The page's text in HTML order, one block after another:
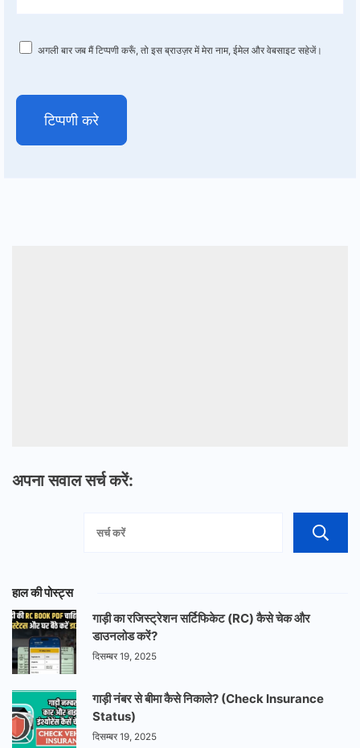
अगली बार जब मैं टिप्पणी करूँ, तो इस ब्राउज़र में मेरा नाम, ईमेल और वेबसाइट सहेजें।
अपना सवाल सर्च करें:
हाल की पोस्ट्स
गाड़ी का रजिस्ट्रेशन सर्टिफिकेट (RC) कैसे चेक और
डाउनलोड करें?
दिसम्बर 19, 2025
गाड़ी नंबर से बीमा कैसे निकाले? (Check Insurance
Status)
दिसम्बर 19, 2025